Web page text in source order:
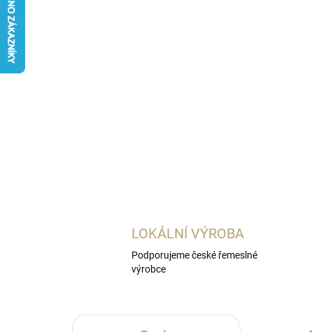
LOKÁLNÍ VÝROBA
Podporujeme české řemeslné
výrobce